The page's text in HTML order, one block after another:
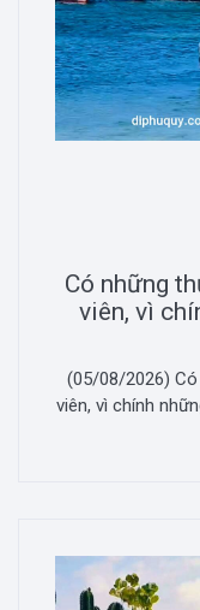
Có những
viên, vì
(05/08/2026)
viên, vì chính